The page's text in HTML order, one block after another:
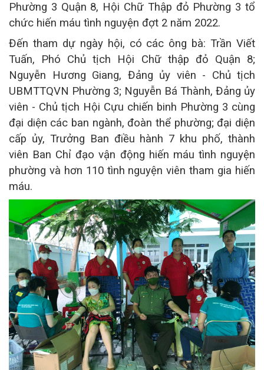
Phường 3 Quận 8, Hội Chữ Thập đỏ Phường 3 tổ
chức hiến máu tình nguyện đợt 2 năm 2022.
Đến tham dự ngày hội, có các ông bà: Trần Viết
Tuấn, Phó Chủ tịch Hội Chữ thập đỏ Quận 8;
Nguyễn Hương Giang, Đảng ủy viên - Chủ tịch
UBMTTQVN Phường 3; Nguyễn Bá Thành, Đảng ủy
viên - Chủ tịch Hội Cựu chiến binh Phường 3 cùng
đại diện các ban ngành, đoàn thể phường; đại diện
cấp ủy, Trưởng Ban điều hành 7 khu phố, thành
viên Ban Chỉ đạo vận động hiến máu tình nguyện
phường và hơn 110 tình nguyện viên tham gia hiến
máu.